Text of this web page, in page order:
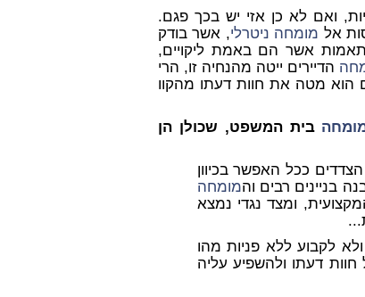
ואם לא כן אזי יש בכך פגם.
אל מומחה ניטרלי, אשר בודק
אשר הם באמת ליקויים,
הדיירים ייטה מהנחיה זו, הרי
מטה את חוות דעתו מהקוו
בית המשפט, שכולן הן
ככל האפשר בכיוון
בניינים רבים והמומחה
ומצד נגדי נמצא
לקבוע ללא פניות מהו
דעתו ולהשפיע עליה